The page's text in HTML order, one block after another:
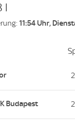
I
11:54 Uhr,
2
Budapest 2